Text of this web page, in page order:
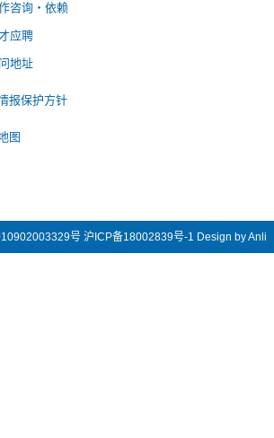
咨询・依赖
应聘
地址
报保护方针
图
号 沪ICP备18002839号-1 Design by Anli